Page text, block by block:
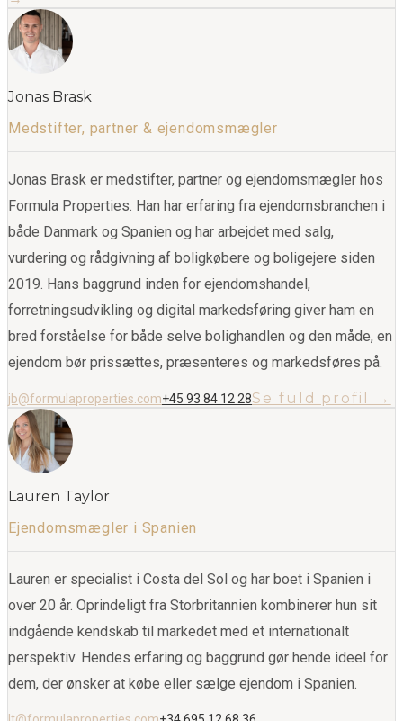
Jonas Brask
Medstifter, partner & ejendomsmægler
Jonas Brask er medstifter, partner og ejendomsmægler hos
Formula Properties. Han har erfaring fra ejendomsbranchen i
både Danmark og Spanien og har arbejdet med salg,
vurdering og rådgivning af boligkøbere og boligejere siden
2019. Hans baggrund inden for ejendomshandel,
forretningsudvikling og digital markedsføring giver ham en
bred forståelse for både selve bolighandlen og den måde, en
ejendom bør prissættes, præsenteres og markedsføres på.
jb@formulaproperties.com+45 93 84 12 28Se fuld profil →
Lauren Taylor
Ejendomsmægler i Spanien
Lauren er specialist i Costa del Sol og har boet i Spanien i
over 20 år. Oprindeligt fra Storbritannien kombinerer hun sit
indgående kendskab til markedet med et internationalt
perspektiv. Hendes erfaring og baggrund gør hende ideel for
dem, der ønsker at købe eller sælge ejendom i Spanien.